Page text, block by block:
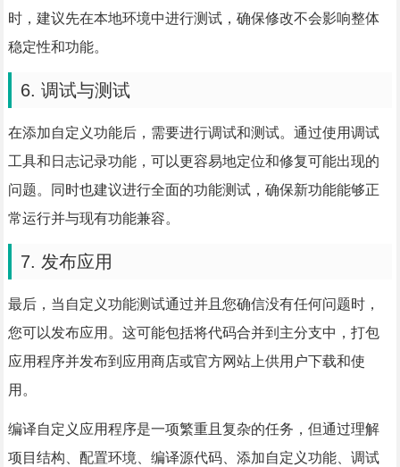
时，建议先在本地环境中进行测试，确保修改不会影响整体
稳定性和功能。
6. 调试与测试
在添加自定义功能后，需要进行调试和测试。通过使用调试
工具和日志记录功能，可以更容易地定位和修复可能出现的
问题。同时也建议进行全面的功能测试，确保新功能能够正
常运行并与现有功能兼容。
7. 发布应用
最后，当自定义功能测试通过并且您确信没有任何问题时，
您可以发布应用。这可能包括将代码合并到主分支中，打包
应用程序并发布到应用商店或官方网站上供用户下载和使
用。
编译自定义应用程序是一项繁重且复杂的任务，但通过理解
项目结构、配置环境、编译源代码、添加自定义功能、调试